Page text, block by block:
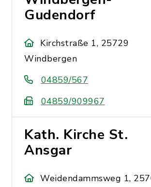
Gudendorf
Kirchstraße 1, 25729
Windbergen
04859/567
04859/909967
Kath. Kirche St.
Ansgar
Weidendammsweg 1,